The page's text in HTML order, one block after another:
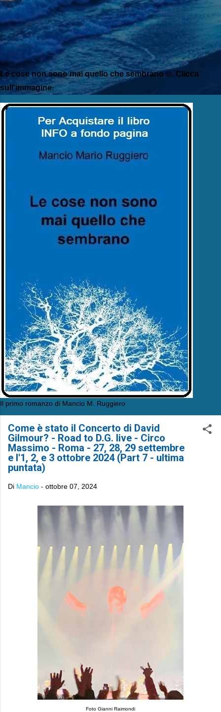
Le cose non sono mai quello che sembrano ©. Clicca
sull'immagine.
Il primo romanzo di Mancio M. Ruggiero
Come è stato il Concerto di David
Gilmour? - Road to D.G. live - Circo
Massimo - Roma - 27, 28, 29 settembre
e l'1, 2, e 3 ottobre 2024 (Part 7 - ultima
puntata)
Di Mancio - ottobre 07, 2024
Foto Gianni Raimondi